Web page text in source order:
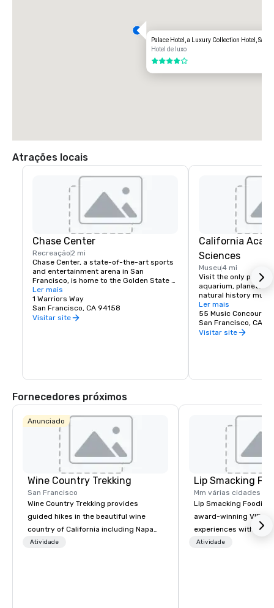
Palace Hotel, a Luxury Collection Hotel, San
Hotel de luxo
4 de 5
Atrações locais
Chase Center
Recreação2 mi
Chase Center, a state-of-the-art sports
and entertainment arena in San
Francisco, is home to the Golden State
Warriors and nearly 200 events per year.
Ler mais
1 Warriors Way
San Francisco, CA 94158
Visitar site
California
Sciences
Museu4 mi
Visit the only place
aquarium,
natural history
living roof.
Ler mais
55 Music Concourse
San Francisco, CA
Visitar site
Fornecedores próximos
Anunciado
Wine Country Trekking
San Francisco
Wine Country Trekking provides
guided hikes in the beautiful wine
country of California including Napa
and Sonoma Valleys. These
Atividade
Lip Smacking
Mm várias cidades
Lip Smacking Foodie
award-winning VIP
experiences with
restaurants
Atividade